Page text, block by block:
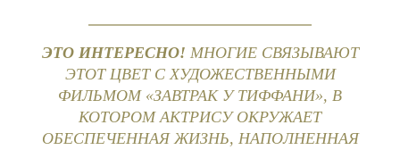
ЭТО ИНТЕРЕСНО! МНОГИЕ СВЯЗЫВАЮТ
ЭТОТ ЦВЕТ С ХУДОЖЕСТВЕННЫМИ
ФИЛЬМОМ «ЗАВТРАК У ТИФФАНИ», В
КОТОРОМ АКТРИСУ ОКРУЖАЕТ
ОБЕСПЕЧЕННАЯ ЖИЗНЬ, НАПОЛНЕННАЯ